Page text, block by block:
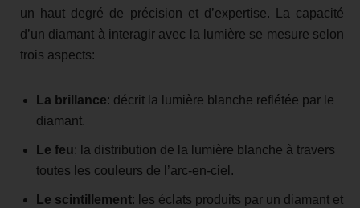
un haut degré de précision et d’expertise. La capacité
d’un diamant à interagir avec la lumière se mesure selon
trois aspects:
La brillance: décrit la lumière blanche reflétée par le
diamant.
Le feu: la distribution de la lumière blanche à travers
toutes les couleurs de l’arc-en-ciel.
Le scintillement: les éclats produits par un diamant et